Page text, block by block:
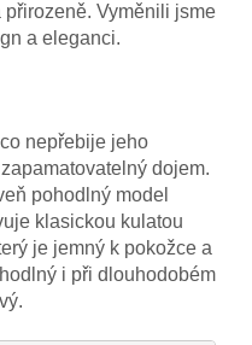
Vyměnili jsme
a eleganci.
nepřebije jeho
dojem.
pohodlný model
klasickou kulatou
je jemný k pokožce a
i při dlouhodobém